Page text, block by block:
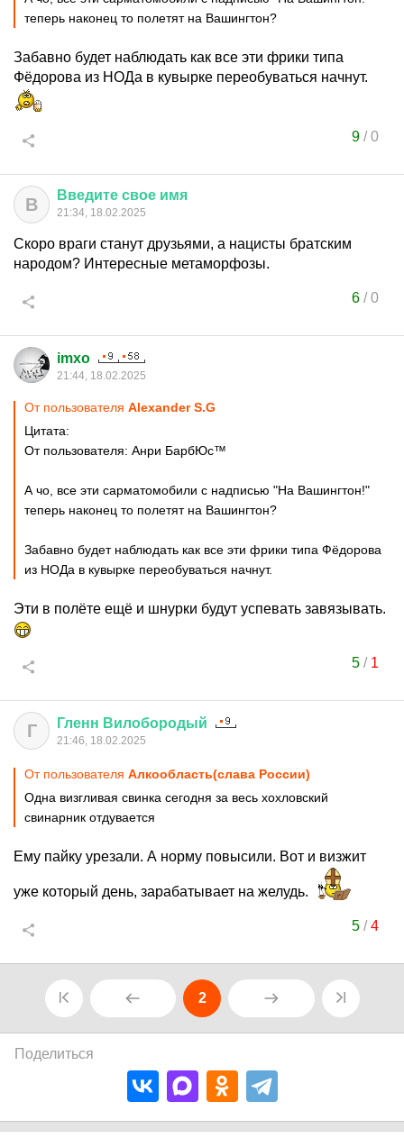
теперь наконец то полетят на Вашингтон?
Забавно будет наблюдать как все эти фрики типа
Фёдорова из НОДа в кувырке переобуваться начнут.
9/0
В Введите свое имя
21:34, 18.02.2025
Скоро враги станут друзьями, а нацисты братским
народом? Интересные метаморфозы.
6/0
imxo
21:44, 18.02.2025
От пользователя Alexander S.G
Цитата:
От пользователя: Анри БарбЮс™
А чо, все эти сарматомобили с надписью "На Вашингтон!"
теперь наконец то полетят на Вашингтон?
Забавно будет наблюдать как все эти фрики типа Фёдорова
из НОДа в кувырке переобуваться начнут.
Эти в полёте ещё и шнурки будут успевать завязывать.
5/ 1
Г Гленн Вилобородый
21:46, 18.02.2025
От пользователя Алкообласть(слава России)
Одна визгливая свинка сегодня за весь хохловский
свинарник отдувается
Ему пайку урезали. А норму повысили. Вот и визжит
уже который день, зарабатывает на желудь.
5/4
2
Поделиться